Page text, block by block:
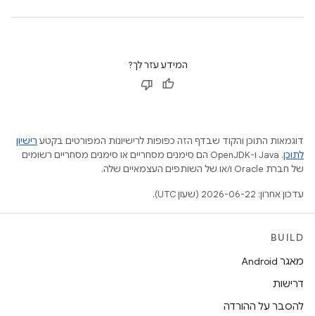
המידע עזר לך?
דוגמאות התוכן והקוד שבדף הזה כפופות לרישיונות המפורטים בקטע רישיון
לתוכן
.‏ Java ו-OpenJDK הם סימנים מסחריים או סימנים מסחריים רשומים
של חברת Oracle ו/או של השותפים העצמאיים שלה.
עדכון אחרון: 2026-06-22 (שעון UTC).
BUILD
מאגר Android
דרישות
להסבר על ההורדה